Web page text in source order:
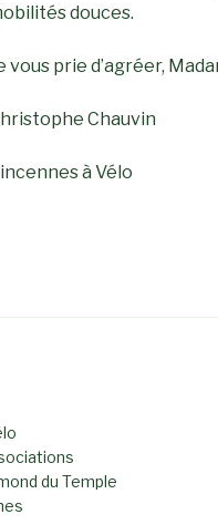
douces.
vous prie d’agréer,
Chauvin
à Vélo
du Temple